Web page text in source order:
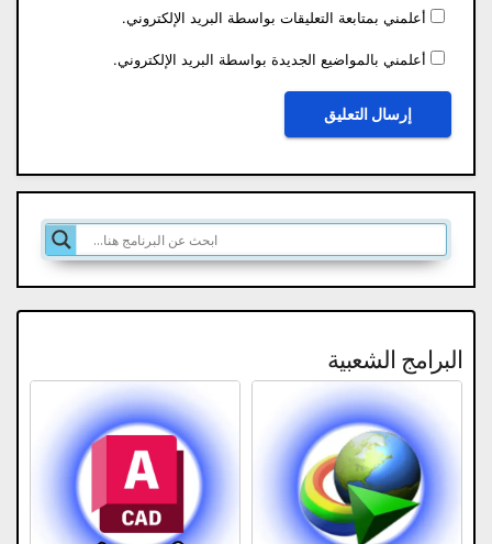
أعلمني بمتابعة التعليقات بواسطة البريد الإلكتروني.
أعلمني بالمواضيع الجديدة بواسطة البريد الإلكتروني.
البرامج الشعبية